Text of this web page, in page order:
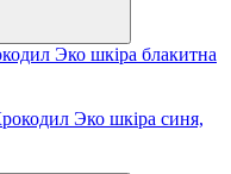
Эко шкіра блакитна